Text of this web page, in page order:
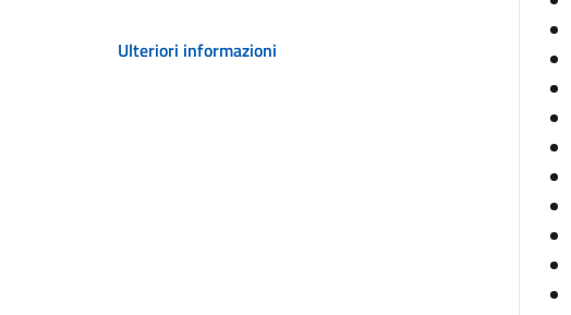
Ulteriori informazioni